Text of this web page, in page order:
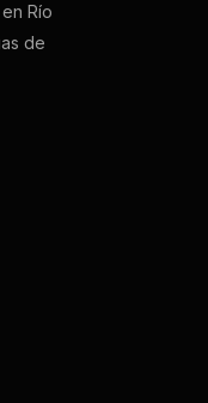
Río
de